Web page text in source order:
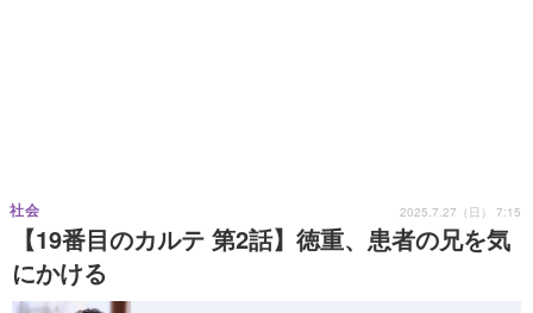
【19番目のカルテ 第2話】徳重、患者の兄を気
にかける
社会 2025.7.27（日） 7:15